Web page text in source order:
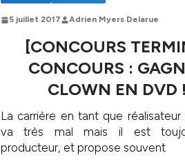
5 juillet 2017 Adrien Myers Delarue
[CONCOURS
CONCOURS :
CLOWN EN DVD !
La carrière en tant que réalisateur
va très mal mais il est
producteur, et propose souvent